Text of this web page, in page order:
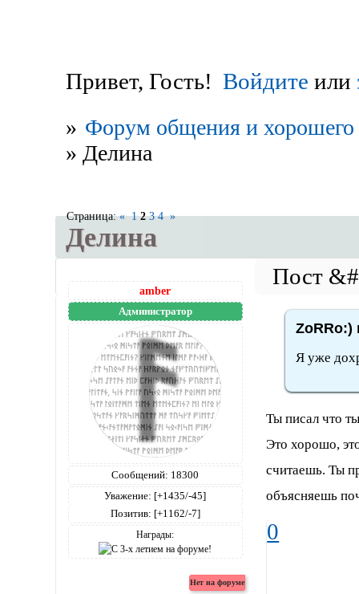
Привет, Гость! Войдите или
» Форум общения и хорошего
» Делина
Делина
Страница:« 1 2 3 4 »
amber
Администратор
Сообщений: 18300
Уважение: [+1435/-45]
Позитив: [+1162/-7]
Награды:
ZoRRo:)
Я уже
Ты писал что
Это хорошо,
считаешь. Ты
объясняешь
0